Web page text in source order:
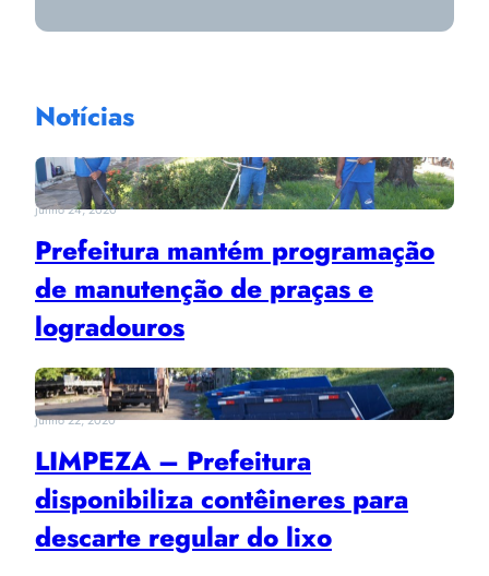
Notícias
junho 24, 2020
Prefeitura mantém programação
de manutenção de praças e
logradouros
junho 22, 2020
LIMPEZA – Prefeitura
disponibiliza contêineres para
descarte regular do lixo